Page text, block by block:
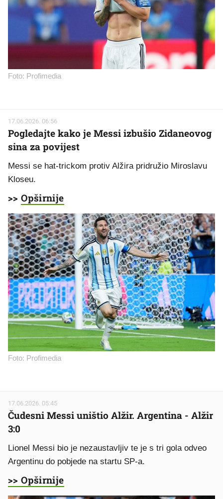
Foto: Profimedia
17.06.2026. 06:56
Pogledajte kako je Messi izbušio Zidaneovog
sina za povijest
Messi se hat-trickom protiv Alžira pridružio Miroslavu
Kloseu.
>>Opširnije
Foto: Profimedia
17.06.2026. 05:45
Čudesni Messi uništio Alžir. Argentina - Alžir
3:0
Lionel Messi bio je nezaustavljiv te je s tri gola odveo
Argentinu do pobjede na startu SP-a.
>> Opširnije